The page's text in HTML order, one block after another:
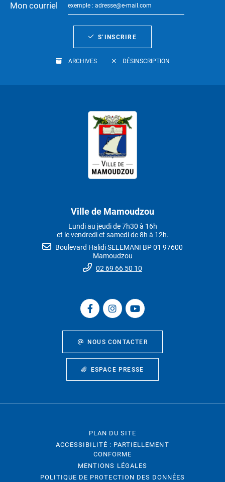
Mon courriel
S’INSCRIRE
ARCHIVES DÉSINSCRIPTION
Ville de Mamoudzou
Lundi au jeudi de 7h30 à 16h
et le vendredi et samedi de 8h à 12h.
Boulevard Halidi SELEMANI BP 01 97600
Mamoudzou
02 69 66 50 10
NOUS CONTACTER
ESPACE PRESSE
PLAN DU SITE
ACCESSIBILITÉ : PARTIELLEMENT
CONFORME
MENTIONS LÉGALES
POLITIQUE DE PROTECTION DES DONNÉES